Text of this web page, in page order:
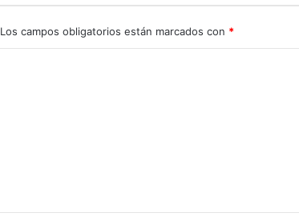
Los campos obligatorios están marcados con *